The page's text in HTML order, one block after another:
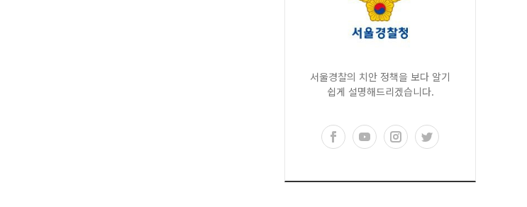
서울경찰의 치안 정책을 보다 알기
쉽게 설명해드리겠습니다.